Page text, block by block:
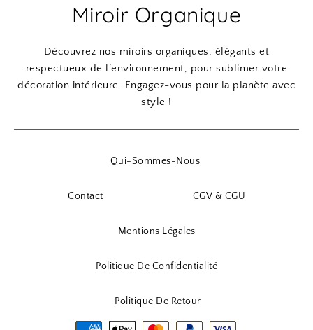
Miroir Organique
Découvrez nos miroirs organiques, élégants et
respectueux de l’environnement, pour sublimer votre
décoration intérieure. Engagez-vous pour la planète avec
style !
Qui-Sommes-Nous
Contact CGV & CGU
Mentions Légales
Politique De Confidentialité
Politique De Retour